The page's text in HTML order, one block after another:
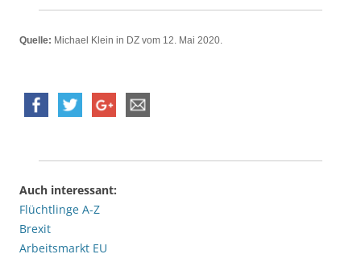
Quelle: Michael Klein in DZ vom 12. Mai 2020.
Auch interessant:
Flüchtlinge A-Z
Brexit
Arbeitsmarkt EU